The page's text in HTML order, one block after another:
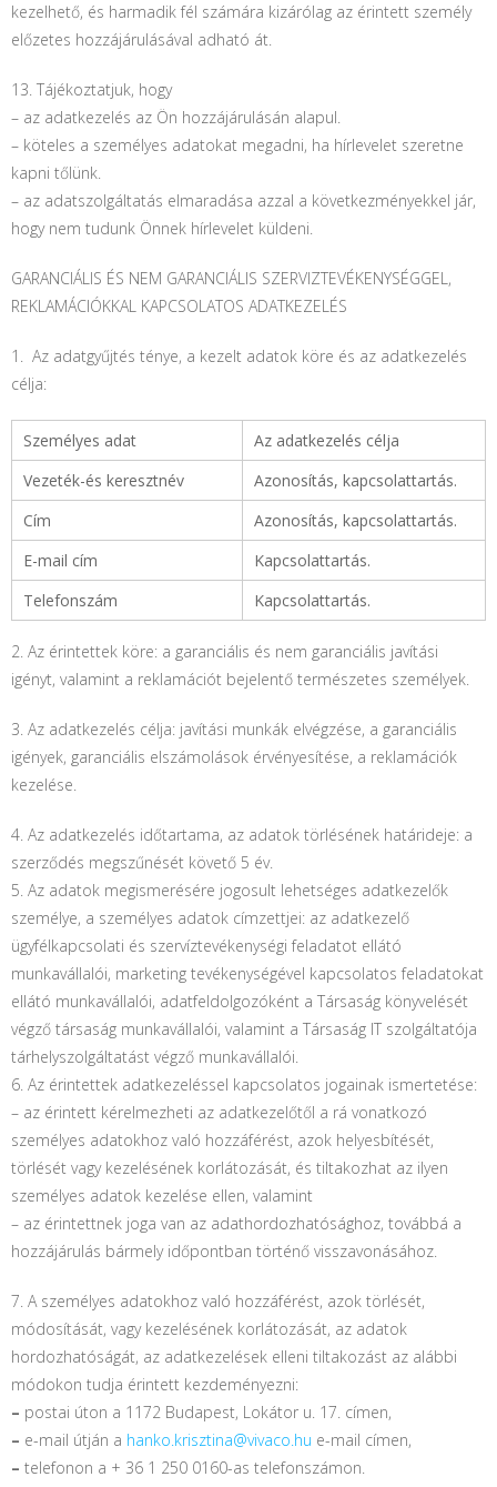
kezelhető, és harmadik fél számára kizárólag az érintett személy
előzetes hozzájárulásával adható át.
13. Tájékoztatjuk, hogy
– az adatkezelés az Ön hozzájárulásán alapul.
– köteles a személyes adatokat megadni, ha hírlevelet szeretne
kapni tőlünk.
– az adatszolgáltatás elmaradása azzal a következményekkel jár,
hogy nem tudunk Önnek hírlevelet küldeni.
GARANCIÁLIS ÉS NEM GARANCIÁLIS SZERVIZTEVÉKENYSÉGGEL,
REKLAMÁCIÓKKAL KAPCSOLATOS ADATKEZELÉS
1. Az adatgyűjtés ténye, a kezelt adatok köre és az adatkezelés
célja:
Személyes adat
Az adatkezelés célja
Vezeték-és keresztnév
Azonosítás, kapcsolattartás.
Cím
Azonosítás, kapcsolattartás.
E-mail cím
Kapcsolattartás.
Telefonszám
Kapcsolattartás.
2. Az érintettek köre: a garanciális és nem garanciális javítási
igényt, valamint a reklamációt bejelentő természetes személyek.
3. Az adatkezelés célja: javítási munkák elvégzése, a garanciális
igények, garanciális elszámolások érvényesítése, a reklamációk
kezelése.
4. Az adatkezelés időtartama, az adatok törlésének határideje: a
szerződés megszűnését követő 5 év.
5. Az adatok megismerésére jogosult lehetséges adatkezelők
személye, a személyes adatok címzettjei: az adatkezelő
ügyfélkapcsolati és szervíztevékenységi feladatot ellátó
munkavállalói, marketing tevékenységével kapcsolatos feladatokat
ellátó munkavállalói, adatfeldolgozóként a Társaság könyvelését
végző társaság munkavállalói, valamint a Társaság IT szolgáltatója
tárhelyszolgáltatást végző munkavállalói.
6. Az érintettek adatkezeléssel kapcsolatos jogainak ismertetése:
– az érintett kérelmezheti az adatkezelőtől a rá vonatkozó
személyes adatokhoz való hozzáférést, azok helyesbítését,
törlését vagy kezelésének korlátozását, és tiltakozhat az ilyen
személyes adatok kezelése ellen, valamint
– az érintettnek joga van az adathordozhatósághoz, továbbá a
hozzájárulás bármely időpontban történő visszavonásához.
7. A személyes adatokhoz való hozzáférést, azok törlését,
módosítását, vagy kezelésének korlátozását, az adatok
hordozhatóságát, az adatkezelések elleni tiltakozást az alábbi
módokon tudja érintett kezdeményezni:
– postai úton a 1172 Budapest, Lokátor u. 17. címen,
– e-mail útján a hanko.krisztina@vivaco.hu e-mail címen,
– telefonon a + 36 1 250 0160-as telefonszámon.